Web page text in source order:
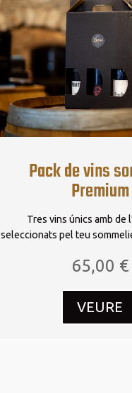
Pack de vins
Premium
Tres vins únics amb de
seleccionats pel teu
65,00 €
VEURE